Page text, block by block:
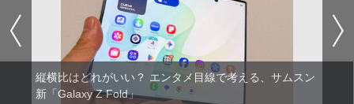
縦横比はどれがいい？ エンタメ目線で考える、サムスン
新「Galaxy Z Fold」